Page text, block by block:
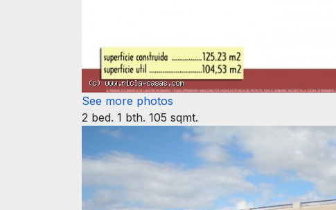
See more photos
2 bed. 1 bth. 105 sqmt.